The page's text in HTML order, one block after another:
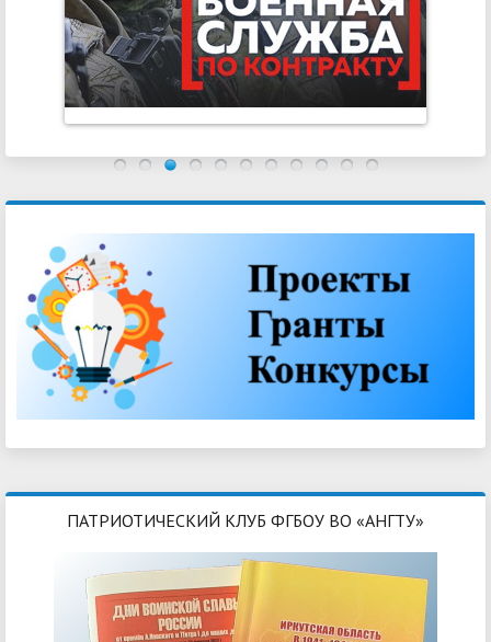
ПАТРИОТИЧЕСКИЙ КЛУБ ФГБОУ ВО «АНГТУ»